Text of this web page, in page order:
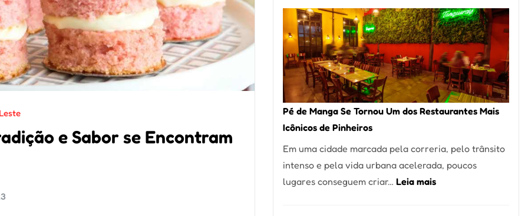
e Sabor se Encontram
Pé de Manga Se Tornou Um dos Restaurantes Mais
Icônicos de Pinheiros
Em uma cidade marcada pela correria, pelo trânsito
intenso e pela vida urbana acelerada, poucos
lugares conseguem criar… Leia mais: